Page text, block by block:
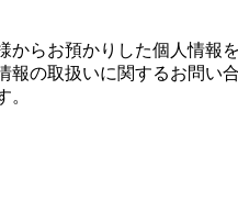
らお預かりした個人情
の取扱いに関するお問